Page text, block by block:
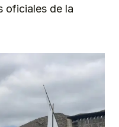
oficiales de la